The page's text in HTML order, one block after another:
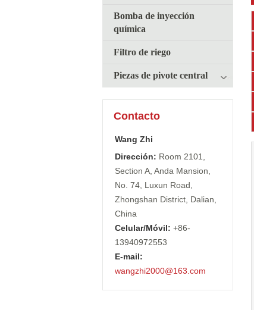
Bomba de inyección
química
Filtro de riego
Piezas de pivote central
Contacto
Wang Zhi
Dirección: Room 2101,
Section A, Anda Mansion,
No. 74, Luxun Road,
Zhongshan District, Dalian,
China
Celular/Móvil: +86-
13940972553
E-mail:
wangzhi2000@163.com